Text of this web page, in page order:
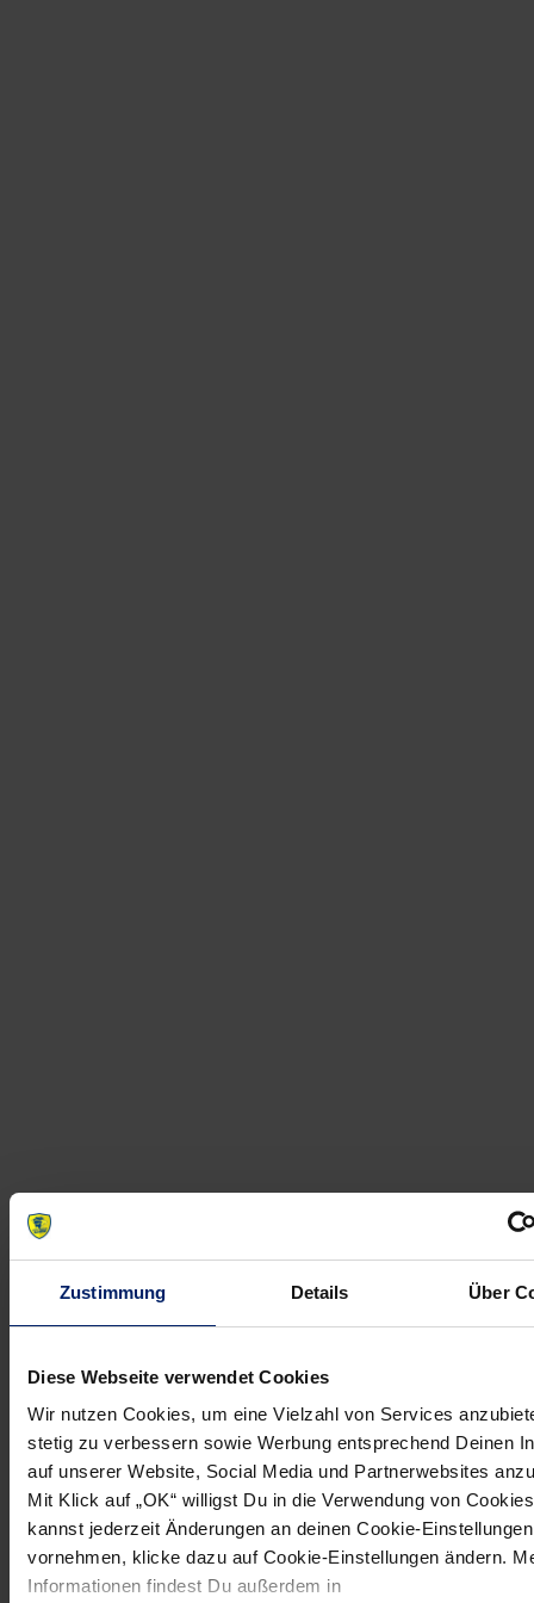
Zustimmung Details Über
Diese Webseite verwendet Cookies
Wir nutzen Cookies, um eine Vielzahl von Services
stetig zu verbessern sowie Werbung entsprechend Deinen
auf unserer Website, Social Media und Partnerwebsites
Mit Klick auf „OK“ willigst Du in die Verwendung von
kannst jederzeit Änderungen an deinen Cookie-Einstellungen
vornehmen, klicke dazu auf Cookie-Einstellungen ändern.
Informationen findest Du außerdem in
1 Mikael Appelgren